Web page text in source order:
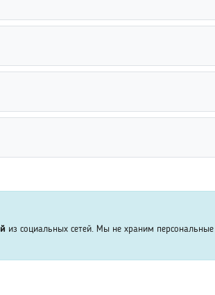
сервисы и открытые базы данных. Для
справочники, форумы и поисковые
данных. Рекомендуется
позволяет избежать ошибок при поиске
из социальных сетей. Мы не храним